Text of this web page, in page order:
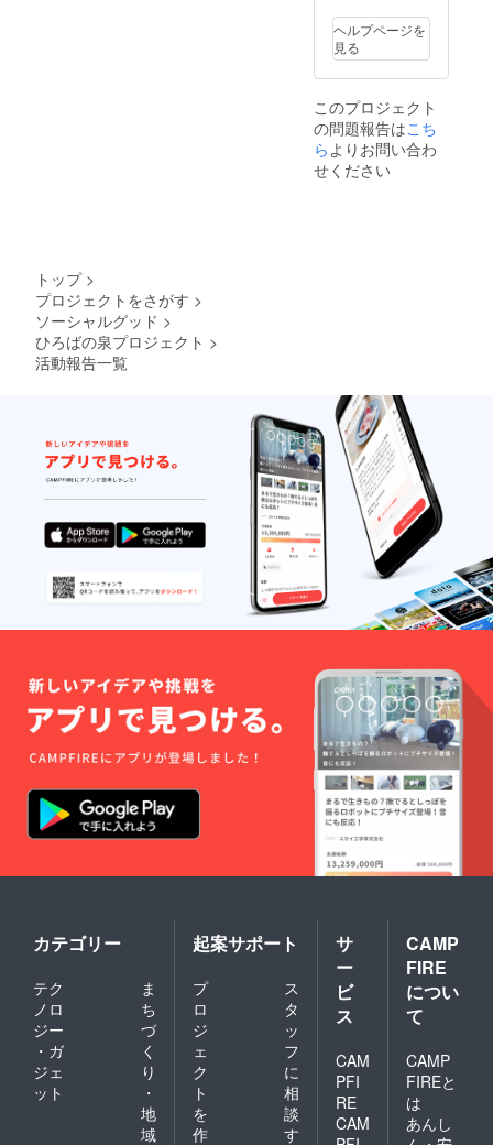
ヘルプページを
見る
このプロジェクト
の問題報告はこち
ら よりお問い合わ
せください
トップ >
プロジェクトをさがす >
ソーシャルグッド >
ひろばの泉プロジェクト >
活動報告一覧
カテゴリー
テク
ノロ
ジー
・ガ
ジェ
ット
ま
ち
づ
く
り
・
地
域
起案サポート
プ
ロ
ジ
ェ
ク
ト
を
作
ス
タ
ッ
フ
に
相
談
す
サ
ー
ビ
ス
CAM
PFI
RE
CAM
CAMP
FIRE
につい
て
CAMP
FIREと
は
あんし